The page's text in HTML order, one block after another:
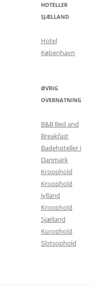
HOTELLER
SJÆLLAND
Hotel
København
ØVRIG
OVERNATNING
B&B Bed and
Breakfast
Badehoteller i
Danmark
Kroophold
Kroophold
Jylland
Kroophold
Sjælland
Kurophold
Slotsophold